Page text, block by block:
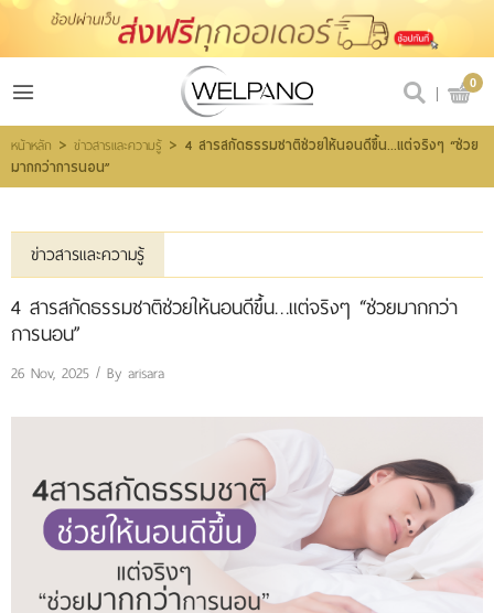
สมัครสมาชิก
สินค้าที่สนใจ(0)
@welpano
หน้าหลัก
สินค้า
ขั้นตอนการสั่งซื้อ
โปรโมชั่น
รีวิวผู้ใช้จริง
รีวิววีดีโอ
แจ้งชำระเงิน
0
หน้าหลัก > ข่าวสารและความรู้ > 4 สารสกัดธรรมชาติช่วยให้นอนดีขึ้น…แต่จริงๆ “ช่วย
มากกว่าการนอน”
ข่าวสารและความรู้
4 สารสกัดธรรมชาติช่วยให้นอนดีขึ้น…แต่จริงๆ “ช่วยมากกว่า
การนอน”
26 Nov, 2025 / By arisara